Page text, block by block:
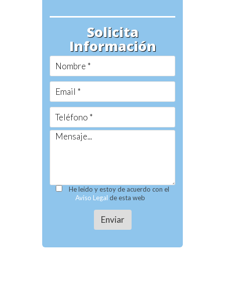
Solicita
Información
He leido y estoy de acuerdo con el
Aviso Legal de esta web